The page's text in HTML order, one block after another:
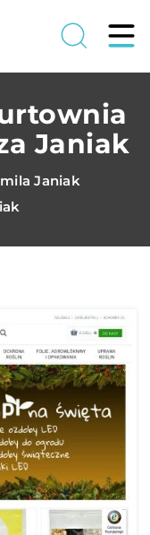
Janiak
Janiak